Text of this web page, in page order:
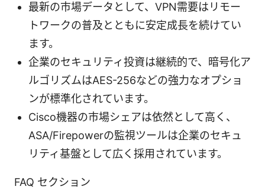
最新の市場データとして、VPN需要はリモー
トワークの普及とともに安定成長を続けてい
ます。
企業のセキュリティ投資は継続的で、暗号化ア
ルゴリズムはAES-256などの強力なオプショ
ンが標準化されています。
Cisco機器の市場シェアは依然として高く、
ASA/Firepowerの監視ツールは企業のセキュ
リティ基盤として広く採用されています。
FAQ セクション